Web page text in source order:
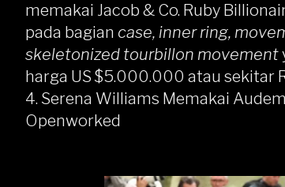
memakai Jacob & Co. Ruby
pada bagian case, inner ring,
skeletonized tourbillon movement
harga US $5.000.000 atau sekitar
4. Serena Williams Memakai
Openworked